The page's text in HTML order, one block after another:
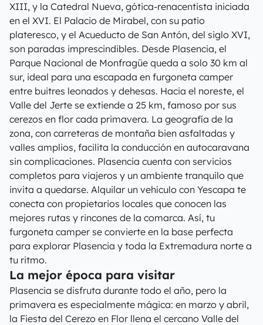
XIII, y la Catedral Nueva, gótica-renacentista iniciada
en el XVI. El Palacio de Mirabel, con su patio
plateresco, y el Acueducto de San Antón, del siglo XVI,
son paradas imprescindibles. Desde Plasencia, el
Parque Nacional de Monfragüe queda a solo 30 km al
sur, ideal para una escapada en furgoneta camper
entre buitres leonados y dehesas. Hacia el noreste, el
Valle del Jerte se extiende a 25 km, famoso por sus
cerezos en flor cada primavera. La geografía de la
zona, con carreteras de montaña bien asfaltadas y
valles amplios, facilita la conducción en autocaravana
sin complicaciones. Plasencia cuenta con servicios
completos para viajeros y un ambiente tranquilo que
invita a quedarse. Alquilar un vehículo con Yescapa te
conecta con propietarios locales que conocen las
mejores rutas y rincones de la comarca. Así, tu
furgoneta camper se convierte en la base perfecta
para explorar Plasencia y toda la Extremadura norte a
tu ritmo.
La mejor época para visitar
Plasencia se disfruta durante todo el año, pero la
primavera es especialmente mágica: en marzo y abril,
la Fiesta del Cerezo en Flor llena el cercano Valle del